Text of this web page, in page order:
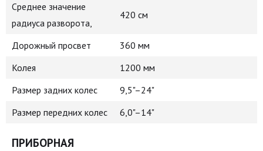
Среднее значение
радиуса разворота,
420 см
Дорожный просвет
360 мм
Колея
1200 мм
Размер задних колес
9,5"–24"
Размер передних колес
6,0"–14"
ПРИБОРНАЯ